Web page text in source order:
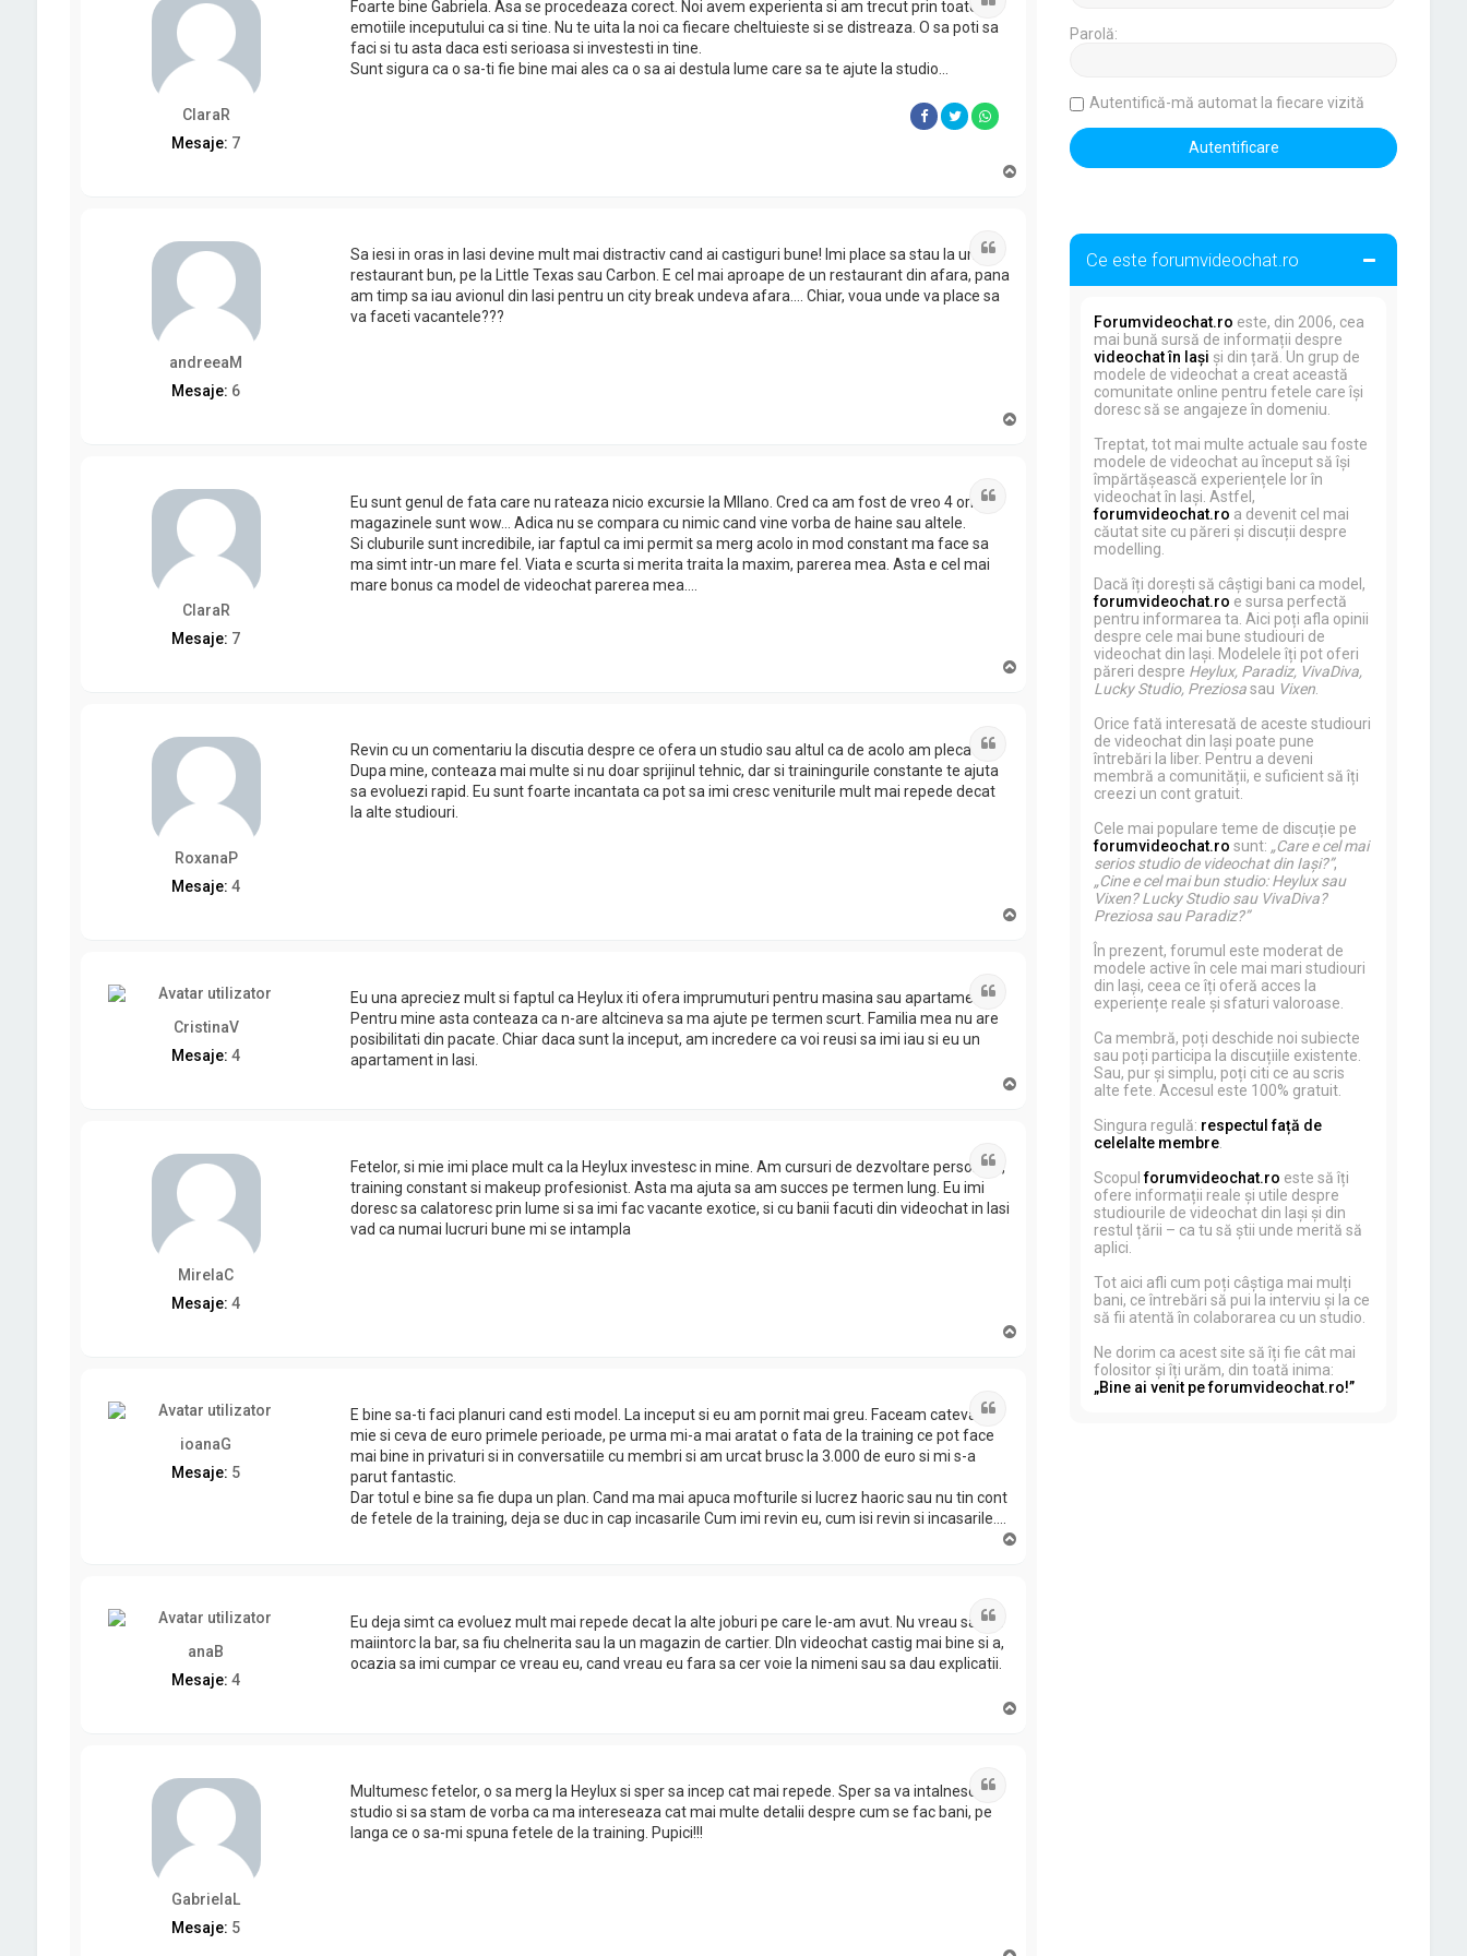
ClaraR
Mesaje: 7
Foarte bine Gabriela. Asa se procedeaza corect. Noi avem experienta si am trecut prin toate
emotiile inceputului ca si tine. Nu te uita la noi ca fiecare cheltuieste si se distreaza. O sa poti sa
faci si tu asta daca esti serioasa si investesti in tine.
Sunt sigura ca o sa-ti fie bine mai ales ca o sa ai destula lume care sa te ajute la studio…
andreeaM
Mesaje: 6
Sa iesi in oras in Iasi devine mult mai distractiv cand ai castiguri bune! Imi place sa stau la un
restaurant bun, pe la Little Texas sau Carbon. E cel mai aproape de un restaurant din afara, pana
am timp sa iau avionul din Iasi pentru un city break undeva afara…. Chiar, voua unde va place sa
va faceti vacantele???
ClaraR
Mesaje: 7
Eu sunt genul de fata care nu rateaza nicio excursie la MIlano. Cred ca am fost de vreo 4 ori si
magazinele sunt wow… Adica nu se compara cu nimic cand vine vorba de haine sau altele.
Si cluburile sunt incredibile, iar faptul ca imi permit sa merg acolo in mod constant ma face sa
ma simt intr-un mare fel. Viata e scurta si merita traita la maxim, parerea mea. Asta e cel mai
mare bonus ca model de videochat parerea mea….
RoxanaP
Mesaje: 4
Revin cu un comentariu la discutia despre ce ofera un studio sau altul ca de acolo am plecat.
Dupa mine, conteaza mai multe si nu doar sprijinul tehnic, dar si trainingurile constante te ajuta
sa evoluezi rapid. Eu sunt foarte incantata ca pot sa imi cresc veniturile mult mai repede decat
la alte studiouri.
CristinaV
Mesaje: 4
Eu una apreciez mult si faptul ca Heylux iti ofera imprumuturi pentru masina sau apartament.
Pentru mine asta conteaza ca n-are altcineva sa ma ajute pe termen scurt. Familia mea nu are
posibilitati din pacate. Chiar daca sunt la inceput, am incredere ca voi reusi sa imi iau si eu un
apartament in Iasi.
MirelaC
Mesaje: 4
Fetelor, si mie imi place mult ca la Heylux investesc in mine. Am cursuri de dezvoltare personala,
training constant si makeup profesionist. Asta ma ajuta sa am succes pe termen lung. Eu imi
doresc sa calatoresc prin lume si sa imi fac vacante exotice, si cu banii facuti din videochat in Iasi
vad ca numai lucruri bune mi se intampla
ioanaG
Mesaje: 5
E bine sa-ti faci planuri cand esti model. La inceput si eu am pornit mai greu. Faceam cateva o
mie si ceva de euro primele perioade, pe urma mi-a mai aratat o fata de la training ce pot face
mai bine in privaturi si in conversatiile cu membri si am urcat brusc la 3.000 de euro si mi s-a
parut fantastic.
Dar totul e bine sa fie dupa un plan. Cand ma mai apuca mofturile si lucrez haoric sau nu tin cont
de fetele de la training, deja se duc in cap incasarile Cum imi revin eu, cum isi revin si incasarile….
anaB
Mesaje: 4
Eu deja simt ca evoluez mult mai repede decat la alte joburi pe care le-am avut. Nu vreau sa ma
maiintorc la bar, sa fiu chelnerita sau la un magazin de cartier. DIn videochat castig mai bine si a,
ocazia sa imi cumpar ce vreau eu, cand vreau eu fara sa cer voie la nimeni sau sa dau explicatii.
GabrielaL
Mesaje: 5
Multumesc fetelor, o sa merg la Heylux si sper sa incep cat mai repede. Sper sa va intalnesc la
studio si sa stam de vorba ca ma intereseaza cat mai multe detalii despre cum se fac bani, pe
langa ce o sa-mi spuna fetele de la training. Pupici!!!
Parolă:
Autentifică-mă automat la fiecare vizită
Ce este forumvideochat.ro
Forumvideochat.ro este, din 2006, cea
mai bună sursă de informații despre
videochat în Iași și din țară. Un grup de
modele de videochat a creat această
comunitate online pentru fetele care își
doresc să se angajeze în domeniu.
Treptat, tot mai multe actuale sau foste
modele de videochat au început să își
împărtășească experiențele lor în
videochat în Iași. Astfel,
forumvideochat.ro a devenit cel mai
căutat site cu păreri și discuții despre
modelling.
Dacă îți dorești să câștigi bani ca model,
forumvideochat.ro e sursa perfectă
pentru informarea ta. Aici poți afla opinii
despre cele mai bune studiouri de
videochat din Iași. Modelele îți pot oferi
păreri despre Heylux, Paradiz, VivaDiva,
Lucky Studio, Preziosasau Vixen
Orice fată interesată de aceste studiouri
de videochat din Iași poate pune
întrebări la liber. Pentru a deveni
membră a comunității, e suficient să îți
creezi un cont gratuit.
Cele mai populare teme de discuție pe
forumvideochat.ro sunt: „Care e cel mai
serios studio de videochat din Iași?”,
„Cine e cel mai bun studio: Heylux sau
Vixen? Lucky Studio sau VivaDiva?
Preziosa sau Paradiz?”
În prezent, forumul este moderat de
modele active în cele mai mari studiouri
din Iași, ceea ce îți oferă acces la
experiențe reale și sfaturi valoroase.
Ca membră, poți deschide noi subiecte
sau poți participa la discuțiile existente.
Sau, pur și simplu, poți citi ce au scris
alte fete. Accesul este 100% gratuit.
Singura regulă: respectul față de
celelalte membre
Scopulforumvideochat.ro este să îți
ofere informații reale și utile despre
studiourile de videochat din Iași și din
restul țării – ca tu să știi unde merită să
aplici.
Tot aici afli cum poți câștiga mai mulți
bani, ce întrebări să pui la interviu și la ce
să fii atentă în colaborarea cu un studio.
Ne dorim ca acest site să îți fie cât mai
folositor și îți urăm, din toată inima:
„Bine ai venit pe forumvideochat.ro!”